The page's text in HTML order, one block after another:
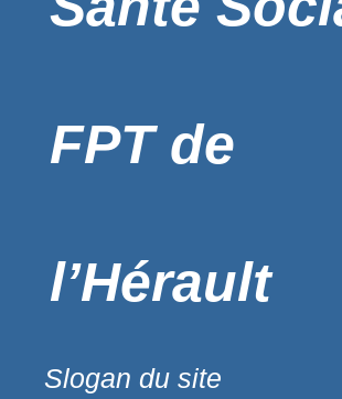
FPT de
l’Hérault
Slogan du site